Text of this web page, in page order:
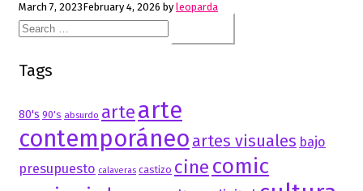
March 7, 2023February 4, 2026 byleoparda
Search
for:
Tags
80's 90's absurdo artearte
contemporáneo artes visuales bajo
presupuesto calaveras castizo cine comic